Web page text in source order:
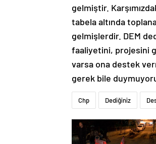
gelmiştir.
tabela altında
gelmişlerdir. DEM
faaliyetini, projesini
varsa ona destek
gerek bile
Chp Dediğiniz